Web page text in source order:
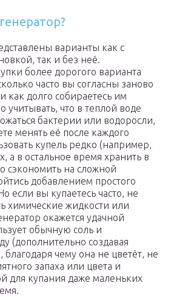
варианты как с
так и без неё.
более дорогого варианта
часто вы согласны заново
как долго собираетесь им
учитывать, что в теплой воде
бактерии или водоросли,
менять её после каждого
купель редко (например,
а в остальное время хранить в
сэкономить на сложной
добавлением простого
если вы купаетесь часто, не
химические жидкости или
окажется удачной
обычную соль и
(дополнительно создавая
чему она не цветёт, не
запаха или цвета и
для купания даже маленьких